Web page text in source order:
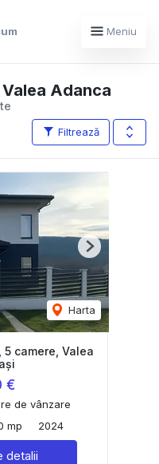
Meniu
Adanca
Filtrează
Harta
Next
5 camere, Valea
€
de vânzare
mp 2024
detalii